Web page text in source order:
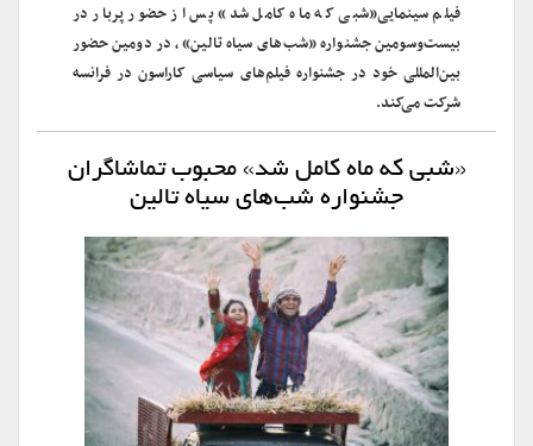
فیلم سینمایی«شبی که ماه کامل شد» پس از حضور پربار در
بیست‌وسومین جشنواره «شب‌های سیاه تالین»، در دومین حضور
بین‌المللی خود در جشنواره فیلم‌های سیاسی کاراسون در فرانسه
شرکت می‌کند.
«شبی که ماه کامل شد» محبوب تماشاگران
جشنواره شب‌های سیاه تالین